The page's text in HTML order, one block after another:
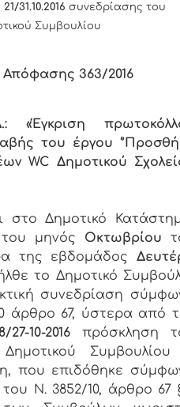
21/31.10.2016 συνεδρίασης του
Συμβουλίου
Απόφασης 363/2016
του έργου
WC Δημοτικού
στο Δημοτικό
του μηνός Οκτωβρίου
της εβδομάδος
το Δημοτικό
συνεδρίαση
άρθρο 67, ύστερα από
27-10-2016πρόσκληση
Συμβουλίου
που επιδόθηκε
του Ν. 3852/10, άρθρο 67